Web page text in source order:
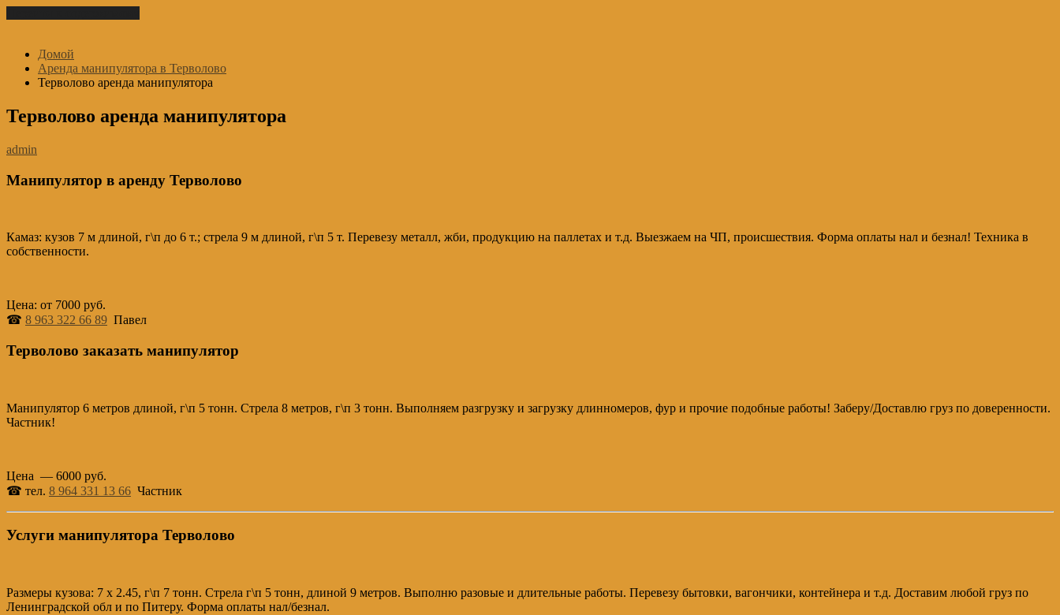
Домой
Аренда манипулятора в Терволово
Терволово аренда манипулятора
Терволово аренда манипулятора
admin
Манипулятор в аренду Терволово
Камаз: кузов 7 м длиной, г\п до 6 т.; стрела 9 м длиной, г\п 5 т. Перевезу металл, жби, продукцию на паллетах и т.д. Выезжаем на ЧП, происшествия. Форма оплаты нал и безнал! Техника в
собственности.
Цена: от 7000 руб.
☎ 8 963 322 66 89 Павел
Терволово заказать манипулятор
Манипулятор 6 метров длиной, г\п 5 тонн. Стрела 8 метров, г\п 3 тонн. Выполняем разгрузку и загрузку длинномеров, фур и прочие подобные работы! Заберу/Доставлю груз по доверенности.
Частник!
Цена — 6000 руб.
☎ тел. 8 964 331 13 66 Частник
Услуги манипулятора Терволово
Размеры кузова: 7 х 2.45, г\п 7 тонн. Стрела г\п 5 тонн, длиной 9 метров. Выполню разовые и длительные работы. Перевезу бытовки, вагончики, контейнера и т.д. Доставим любой груз по
Ленинградской обл и по Питеру. Форма оплаты нал/безнал.